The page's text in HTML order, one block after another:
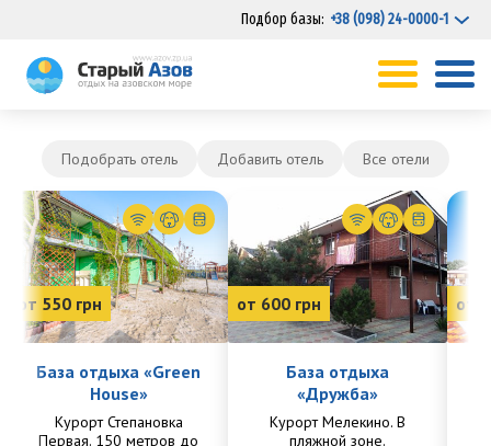
Подбор базы: +38 (098) 24-0000-1
Подобрать отель Добавить отель Все отели
от 550 грн
База отдыха «Green
House»
Курорт Степановка
Первая. 150 метров до
от 600 грн
База отдыха
«Дружба»
Курорт Мелекино. В
пляжной зоне.
от